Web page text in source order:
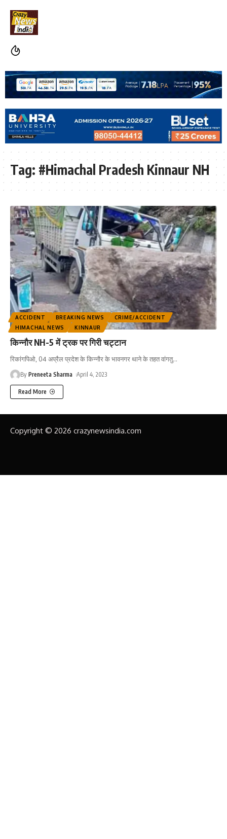
Tag: #Himachal Pradesh Kinnaur NH
ACCIDENT BREAKING NEWS
CRIME/ACCIDENT
HIMACHAL NEWS
KINNAUR
किन्नौर NH-5 में ट्रक पर गिरी चट्टान
रिकांगपिओ, 04 अप्रैल प्रदेश के किन्नौर के भावनगर थाने के तहत वांगतु…
By Preneeta Sharma April 4, 2023
Read More
Copyright © 2026 crazynewsindia.com